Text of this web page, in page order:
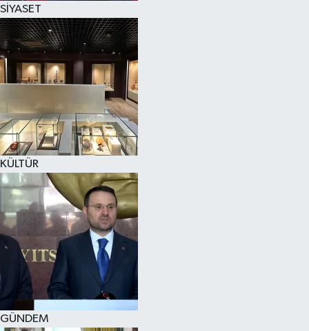
SİYASET
KÜLTÜR
GÜNDEM
SPOR
KÜLTÜR SANAT
FRAGMANLAR